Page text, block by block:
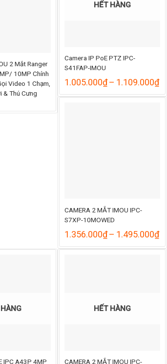
2 Mắt Ranger
10MP Chính
Video 1 Chạm,
& Thú Cưng
HẾT HÀNG
Camera IP PoE PTZ IPC-
S41FAP-IMOU
1.005.000₫– 1.109.000₫
từ
CAMERA 2 MẮT IMOU IPC-
S7XP-10MOWED
1.356.000₫– 1.495.000₫
từ
IPC A43P 4MP
HẾT HÀNG
CAMERA 2 MẮT IMOU IPC-